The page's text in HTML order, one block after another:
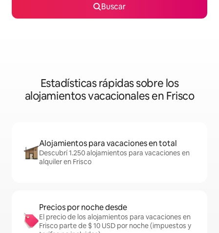
Buscar
Estadísticas rápidas sobre los
alojamientos vacacionales en Frisco
Alojamientos para vacaciones en total
Descubrí 1.250 alojamientos para vacaciones en
alquiler en Frisco
Precios por noche desde
El precio de los alojamientos para vacaciones en
Frisco parte de $ 10 USD por noche (impuestos y